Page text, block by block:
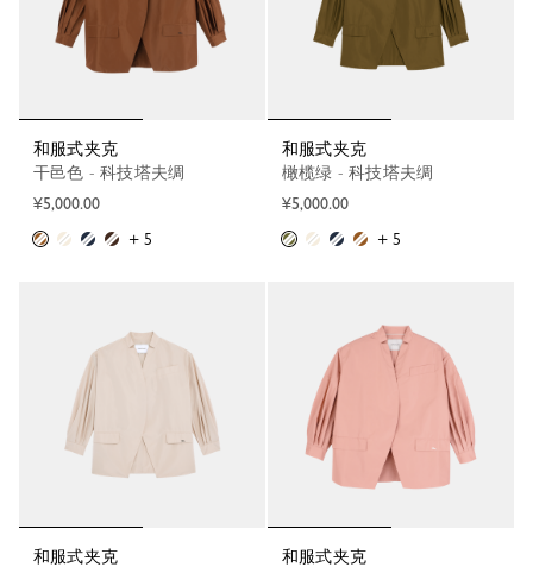
和服式夹克
干邑色 - 科技塔夫绸
¥5,000.00
+ 5
和服式夹克
橄榄绿 - 科技塔夫绸
¥5,000.00
+ 5
和服式夹克
和服式夹克